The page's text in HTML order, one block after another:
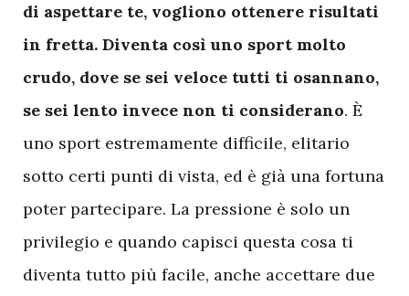
di aspettare te, vogliono ottenere risultati
in fretta. Diventa così uno sport molto
crudo, dove se sei veloce tutti ti osannano,
se sei lento invece non ti considerano. È
uno sport estremamente difficile, elitario
sotto certi punti di vista, ed è già una fortuna
poter partecipare. La pressione è solo un
privilegio e quando capisci questa cosa ti
diventa tutto più facile, anche accettare due